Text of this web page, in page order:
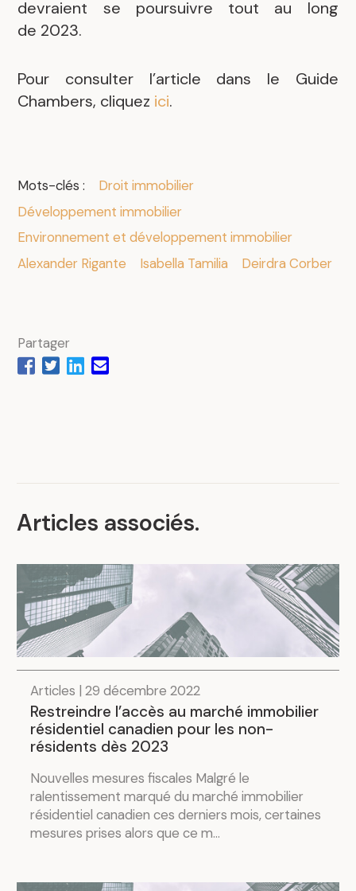
devraient se poursuivre tout au long
de 2023.
Pour consulter l’article dans le Guide
Chambers, cliquez ici.
Mots-clés :
Droit immobilier
Développement immobilier
Environnement et développement immobilier
Alexander Rigante
Isabella Tamilia Deirdra Corber
Partager
Articles associés.
Articles | 29 décembre 2022
Restreindre l’accès au marché immobilier
résidentiel canadien pour les non-
résidents dès 2023
Nouvelles mesures fiscales Malgré le
ralentissement marqué du marché immobilier
résidentiel canadien ces derniers mois, certaines
mesures prises alors que ce m...